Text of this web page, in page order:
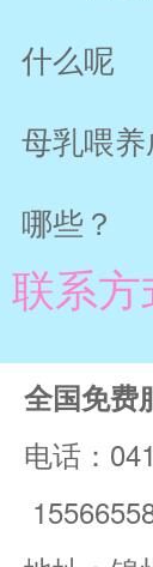
什么呢
母乳喂
哪些？
联系方
全国免费
电话：